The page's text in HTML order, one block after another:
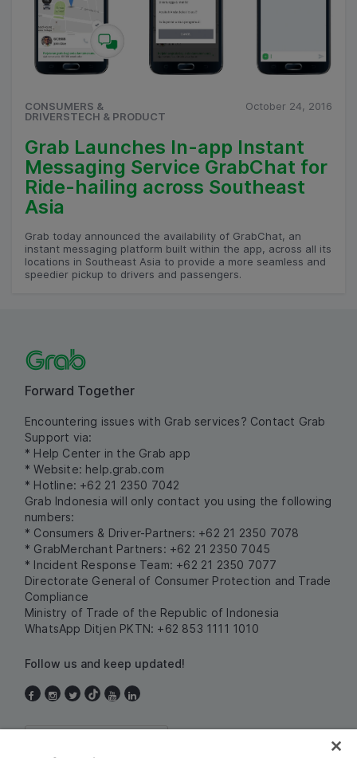
CONSUMERS &
DRIVERSTECH & PRODUCT
October 24, 2016
Grab Launches In-app Instant
Messaging Service GrabChat for
Ride-hailing across Southeast
Asia
Grab today announced the availability of GrabChat, an
instant messaging platform built within the app, across all its
locations in Southeast Asia to provide a more seamless and
speedier pickup to drivers and passengers.
Forward Together
Encountering issues with Grab services? Contact Grab
Support via:
* Help Center in the Grab app
* Website: help.grab.com
* Hotline: +62 21 2350 7042
Grab Indonesia will only contact you using the following
numbers:
* Consumers & Driver-Partners: +62 21 2350 7078
* GrabMerchant Partners: +62 21 2350 7045
* Incident Response Team: +62 21 2350 7077
Directorate General of Consumer Protection and Trade
Compliance
Ministry of Trade of the Republic of Indonesia
WhatsApp Ditjen PKTN: +62 853 1111 1010
Follow us and keep updated!